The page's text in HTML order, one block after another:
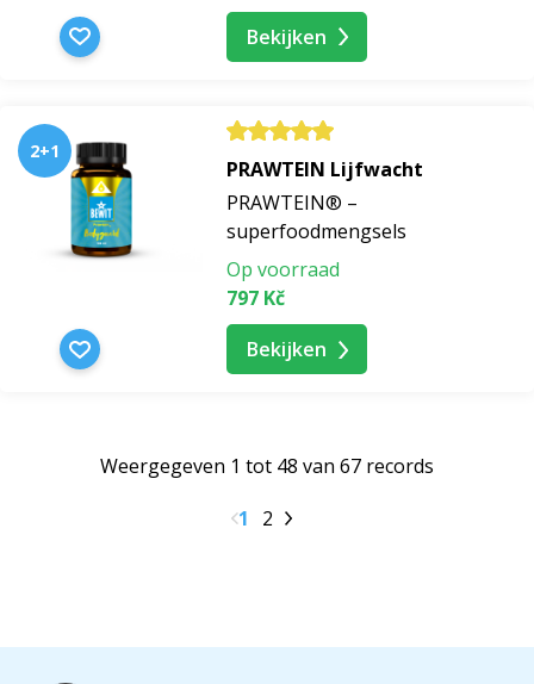
Bekijken
2+1
PRAWTEIN Lijfwacht
PRAWTEIN® –
superfoodmengsels
Op voorraad
797 Kč
Bekijken
Weergegeven 1 tot 48 van 67 records
1
2